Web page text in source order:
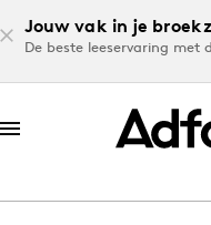
Jouw vak in je
De beste leeservaring met